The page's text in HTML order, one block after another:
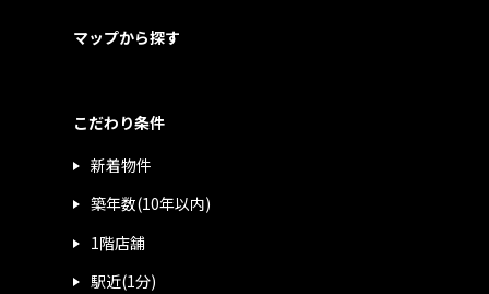
マップから探す
こだわり条件
新着物件
築年数(10年以内)
1階店舗
駅近(1分)